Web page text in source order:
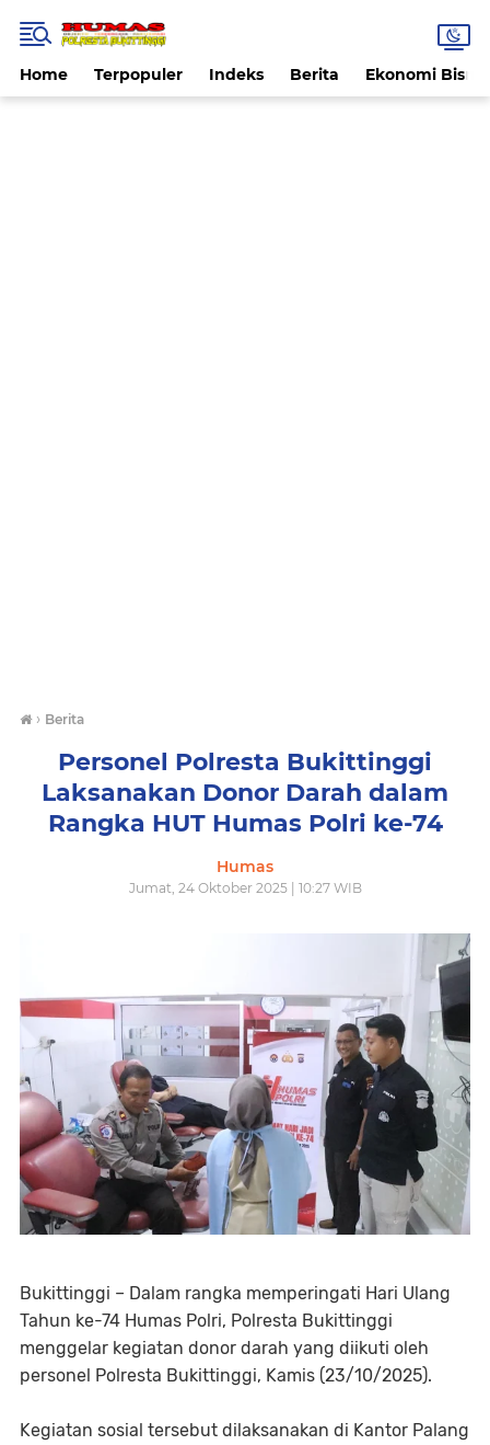
Home Terpopuler Indeks Berita Ekonomi Bisnis
› Berita
Personel Polresta Bukittinggi
Laksanakan Donor Darah dalam
Rangka HUT Humas Polri ke-74
Humas
Jumat, 24 Oktober 2025 | 10:27 WIB
Bukittinggi – Dalam rangka memperingati Hari Ulang
Tahun ke-74 Humas Polri, Polresta Bukittinggi
menggelar kegiatan donor darah yang diikuti oleh
personel Polresta Bukittinggi, Kamis (23/10/2025).
Kegiatan sosial tersebut dilaksanakan di Kantor Palang